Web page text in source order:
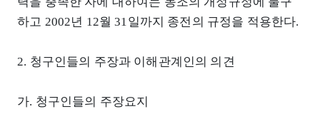
하고 2002년 12월 31일까지 종전의 규정을 적용한다.
2. 청구인들의 주장과 이해관계인의 의견
가. 청구인들의 주장요지